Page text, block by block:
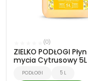
(0)
ZIELKO PODŁOGI
mycia Cytrusowy 5L
PODŁOGI 5 L